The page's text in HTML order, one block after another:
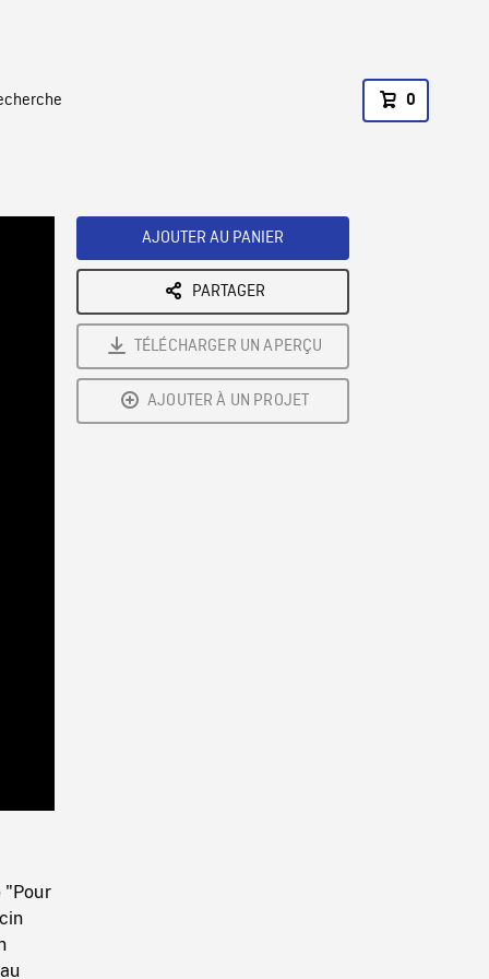
0
Rate
"Pour
AJOUTER AU PANIER
PARTAGER
TÉLÉCHARGER UN APERÇU
AJOUTER À UN PROJET